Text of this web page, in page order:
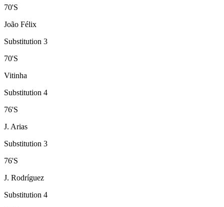
70'S
João Félix
Substitution 3
70'S
Vitinha
Substitution 4
76'S
J. Arias
Substitution 3
76'S
J. Rodríguez
Substitution 4